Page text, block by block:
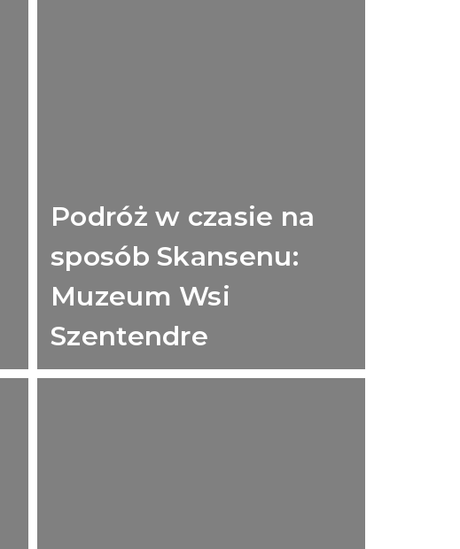
Podróż w czasie na
sposób Skansenu:
Muzeum Wsi
Szentendre